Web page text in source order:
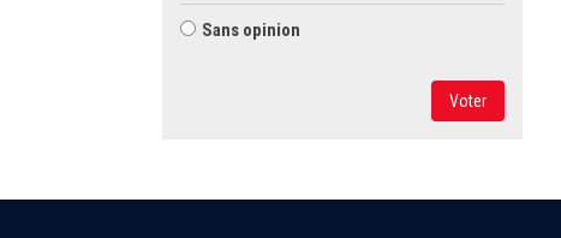
Sans opinion
Voter